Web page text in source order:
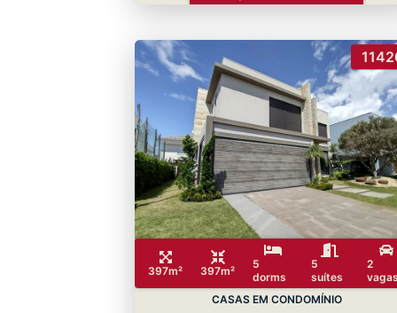
397m² 397m²
5
dorms
5
suítes
2
CASAS EM CONDOMÍNIO